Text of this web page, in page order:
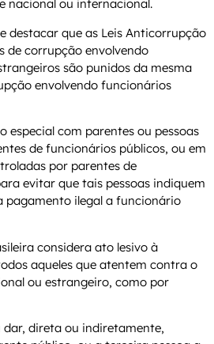
nacional ou internacional.
destacar que as Leis Anticorrupção
de corrupção envolvendo
são punidos da mesma
envolvendo funcionários
especial com parentes ou pessoas
de funcionários públicos, ou em
por parentes de
evitar que tais pessoas indiquem
pagamento ilegal a funcionário
considera ato lesivo à
aqueles que atentem contra o
ou estrangeiro, como por
dar, direta ou indiretamente,